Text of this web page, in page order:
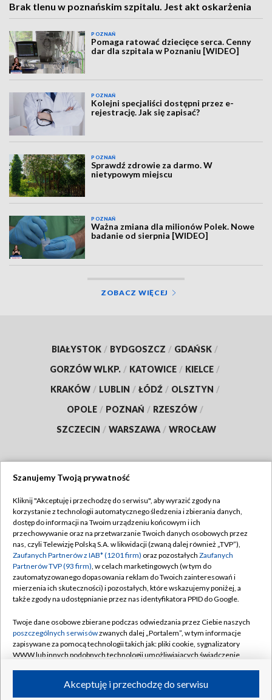
Brak tlenu w poznańskim szpitalu. Jest akt oskarżenia
POZNAŃ
Pomaga ratować dziecięce serca. Cenny
dar dla szpitala w Poznaniu [WIDEO]
POZNAŃ
Kolejni specjaliści dostępni przez e-
rejestrację. Jak się zapisać?
POZNAŃ
Sprawdź zdrowie za darmo. W
nietypowym miejscu
POZNAŃ
Ważna zmiana dla milionów Polek. Nowe
badanie od sierpnia [WIDEO]
ZOBACZ WIĘCEJ
BIAŁYSTOK / BYDGOSZCZ / GDAŃSK /
GORZÓW WLKP. / KATOWICE / KIELCE /
KRAKÓW / LUBLIN / ŁÓDŹ / OLSZTYN /
OPOLE / POZNAŃ / RZESZÓW /
SZCZECIN / WARSZAWA / WROCŁAW
TVP
Abonament TVP
Emisja w TVP
Centrum informacji TVP
Naziemna Telewizja Cyfrowa
Rada Programowa
System NOS
Informacje o nadawcy
Program dla prasy
Regulamin TVP
Polityka prywatności
Moje zgody
Pomoc
Kontakt
Kanały
Szanujemy Twoją prywatność
Kliknij "Akceptuję i przechodzę do serwisu", aby wyrazić zgody na
korzystanie z technologii automatycznego śledzenia i zbierania danych,
dostęp do informacji na Twoim urządzeniu końcowym i ich
przechowywanie oraz na przetwarzanie Twoich danych osobowych przez
nas, czyli Telewizję Polską S.A. w likwidacji (zwaną dalej również „TVP”),
Zaufanych Partnerów z IAB* (1201 firm) oraz pozostałych Zaufanych
Partnerów TVP (93 firm), w celach marketingowych (w tym do
zautomatyzowanego dopasowania reklam do Twoich zainteresowań i
mierzenia ich skuteczności) i pozostałych, które wskazujemy poniżej, a
także zgody na udostępnianie przez nas identyfikatora PPID do Google.
Twoje dane osobowe zbierane podczas odwiedzania przez Ciebie naszych
poszczególnych serwisówzwanych dalej „Portalem”, w tym informacje
zapisywane za pomocą technologii takich jak: pliki cookie, sygnalizatory
WWW lub innych podobnych technologii umożliwiających świadczenie
ruchu w Internecie.Akceptuję i przechodzę do serwisu